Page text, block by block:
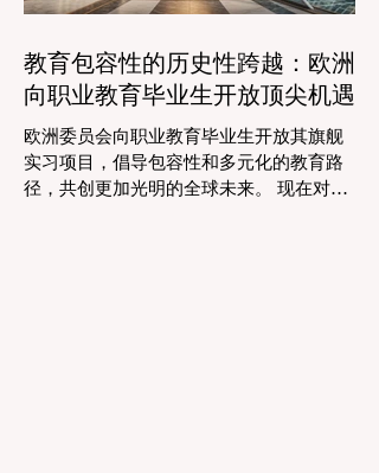
教师能够将精力和专业知识奉献给真正重
供高质量的教育。通过大幅减少文书工作
时间，教育机构的员工士气和留任率也得
和积极的环境。 这种 #技术整合 最受赞誉
的成果之一是 #个性化学习 的显著增强。
由于智能技术可以即时分析个人的学习模
教育包容性的历史性跨越：欧洲
向职业教育毕业生开放顶尖机遇
欧洲委员会向职业教育毕业生开放其旗舰
实习项目，倡导包容性和多元化的教育路
径，共创更加光明的全球未来。 现在对于